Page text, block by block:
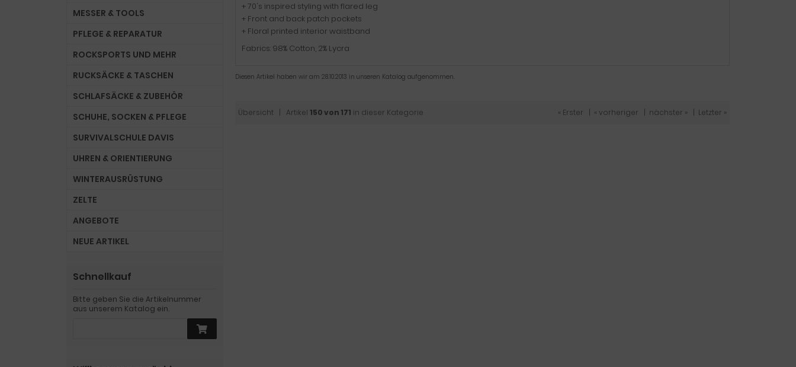
+ 70's inspired styling with flared leg
+ Front and back patch pockets
+ Floral printed interior waistband
Fabrics: 98% Cotton, 2% Lycra
Diesen Artikel haben wir am 28.10.2013 in unseren Katalog aufgenommen.
Übersicht | Artikel 150 von 171 in dieser Kategorie « Erster « vorheriger nächster » Letzter »
MESSER & TOOLS
PFLEGE & REPARATUR
ROCKSPORTS UND MEHR
RUCKSÄCKE & TASCHEN
SCHLAFSÄCKE & ZUBEHÖR
SCHUHE, SOCKEN & PFLEGE
SURVIVALSCHULE DAVIS
UHREN & ORIENTIERUNG
WINTERAUSRÜSTUNG
ZELTE
ANGEBOTE
NEUE ARTIKEL
Schnellkauf
Bitte geben Sie die Artikelnummer
aus unserem Katalog ein.